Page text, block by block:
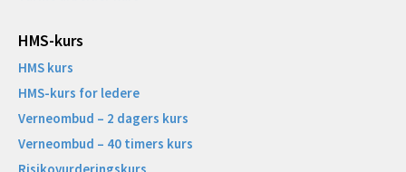
HMS-kurs
HMS kurs
HMS-kurs for ledere
Verneombud – 2 dagers kurs
Verneombud – 40 timers kurs